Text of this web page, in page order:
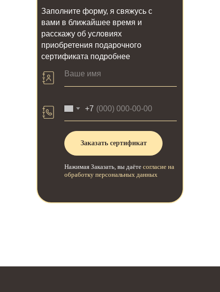
Заполните форму, я свяжусь с
вами в ближайшее время и
расскажу об условиях
приобретения подарочного
сертификата подробнее
+7
Заказать сертификат
Нажимая Заказать, вы даёте согласие на
обработку персональных данных